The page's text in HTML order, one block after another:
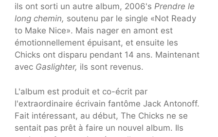
ils ont sorti un autre album, 2006's Prendre le
long chemin, soutenu par le single «Not Ready
to Make Nice». Mais nager en amont est
émotionnellement épuisant, et ensuite les
Chicks ont disparu pendant 14 ans. Maintenant
avec Gaslighter, ils sont revenus.
L'album est produit et co-écrit par
l'extraordinaire écrivain fantôme Jack Antonoff.
Fait intéressant, au début, The Chicks ne se
sentait pas prêt à faire un nouvel album. Ils